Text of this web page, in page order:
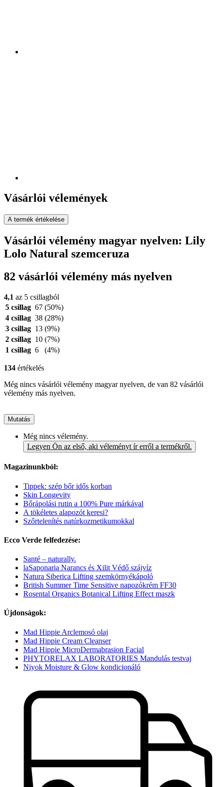
Vásárlói vélemények
A termék értékelése
Vásárlói vélemény magyar nyelven: Lily
Lolo Natural szemceruza
82 vásárlói vélemény más nyelven
4,1 az 5 csillagból
5 csillag 67 (50%)
4 csillag 38 (28%)
3 csillag 13 (9%)
2 csillag 10 (7%)
1 csillag 6 (4%)
134 értékelés
Még nincs vásárlói vélemény magyar nyelven, de van 82 vásárlói
vélemény más nyelven.
Mutatás
Még nincs vélemény.
Legyen Ön az első, aki véleményt ír erről a termékről.
Magazinunkból:
Tippek: szép bőr idős korban
Skin Longevity
Bőrápolási rutin a 100% Pure márkával
A tökéletes alapozót keresi?
Szőrtelenítés natúrkozmetikumokkal
Ecco Verde felfedezése:
Santé – naturally.
laSaponaria Narancs és Xilit Védő szájvíz
Natura Siberica Lifting szemkörnyékápoló
British Summer Time Sensitive napozókrém FF30
Rosental Organics Botanical Lifting Effect maszk
Újdonságok:
Mad Hippie Arclemosó olaj
Mad Hippie Cream Cleanser
Mad Hippie MicroDermabrasion Facial
PHYTORELAX LABORATORIES Mandulás testvaj
Niyok Moisture & Glow kondicionáló